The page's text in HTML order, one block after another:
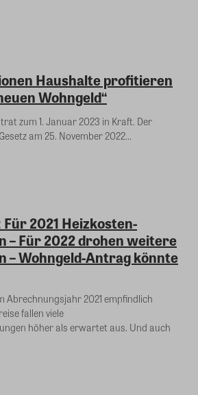
Haushalte profitieren
Wohngeld“
zum 1. Januar 2023 in Kraft. Der
am 25. November 2022...
2021 Heizkosten-
– Für 2022 drohen weitere
– Wohngeld-Antrag könnte
Abrechnungsjahr 2021 empfindlich
fallen viele
höher als erwartet aus. Und auch